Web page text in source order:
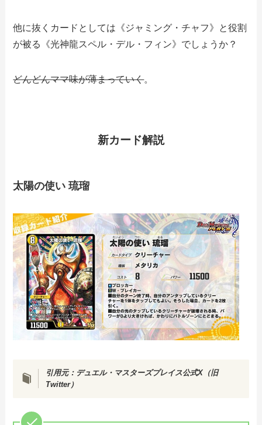
他に抜くカードとしては《ジャミング・チャフ》と役割
が被る《光神龍スペル・デル・フィン》でしょうか？
どんどんママ味が薄まっていく。
新カード解説
太陽の使い 琉瑠
引用元： デュエル・マスターズプレイス公式X（旧
Twitter）